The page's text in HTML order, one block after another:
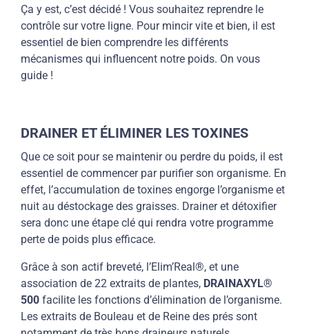
Ça y est, c’est décidé ! Vous souhaitez reprendre le
contrôle sur votre ligne. Pour mincir vite et bien, il est
essentiel de bien comprendre les différents
mécanismes qui influencent notre poids. On vous
guide !
DRAINER ET ÉLIMINER LES TOXINES
Que ce soit pour se maintenir ou perdre du poids, il est
essentiel de commencer par purifier son organisme. En
effet, l’accumulation de toxines engorge l’organisme et
nuit au déstockage des graisses. Drainer et détoxifier
sera donc une étape clé qui rendra votre programme
perte de poids plus efficace.
Grâce à son actif breveté, l’Elim’Real®, et une
association de 22 extraits de plantes, DRAINAXYL®
500 facilite les fonctions d’élimination de l’organisme.
Les extraits de Bouleau et de Reine des prés sont